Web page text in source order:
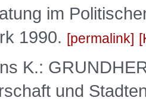
im
1990.
permalink
K.:
und